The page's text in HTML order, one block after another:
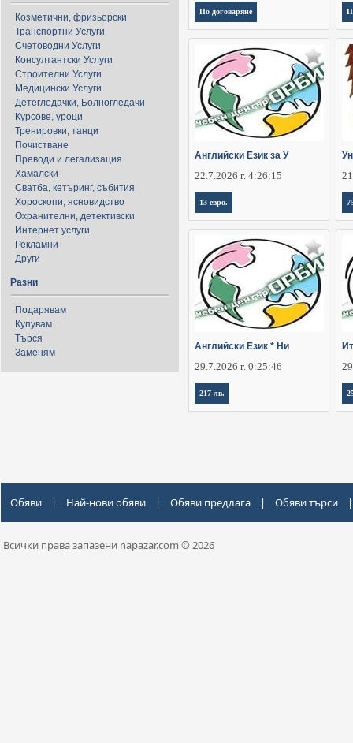
Козметични, фризьорски
Транспортни Услуги
Счетоводни Услуги
Консултантски Услуги
Строителни Услуги
Медицински Услуги
Детегледачки, Болногледачи
Курсове, уроци
Тренировки, танци
Почистване
Преводи и легализация
Хамалски
Сватба, кетъринг, събития
Хороскопи, ясновидство
Охранителни, детективски
Интернет услуги
Рекламни
Други
Разни
Подарявам
Купувам
Търся
Заменям
По договаряне
Английски Език за У
22.7.2026 г. 4:26:15
13 евро.
Английски Език * Ни
29.7.2026 г. 0:25:46
217 лв.
Обяви | Най-нови обяви | Обяви предлага | Обяви търси |
Всички права запазени napazar.com © 2026